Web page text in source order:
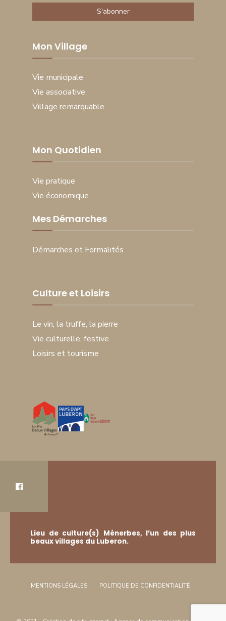
Mon Village
Vie municipale
Vie associative
Village remarquable
Mon Quotidien
Vie pratique
Vie économique
Mes Démarches
Démarches et Formalités
Culture et Loisirs
Le vin, la truffe, la pierre
Vie culturelle, festive
Loisirs et tourisme
Lieu de culture(s) Ménerbes, l’un des plus
beaux villages du Luberon.
MENTIONS LÉGALES POLITIQUE DE CONFIDENTIALITÉ